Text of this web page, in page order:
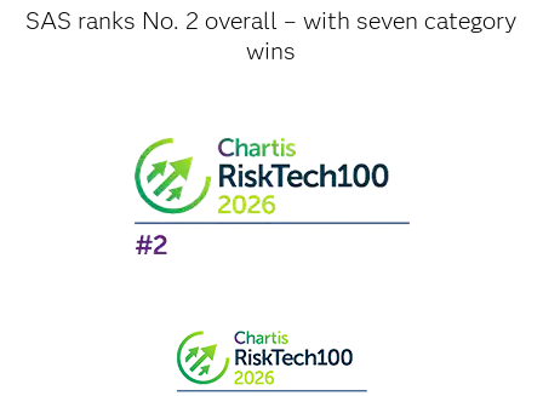
SAS ranks No. 2 overall – with seven category
wins